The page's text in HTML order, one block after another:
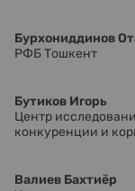
Бурхониддинов
РФБ Тошкент
Бутиков Игорь
Центр
конкуренции и
Валиев Бахтиёр